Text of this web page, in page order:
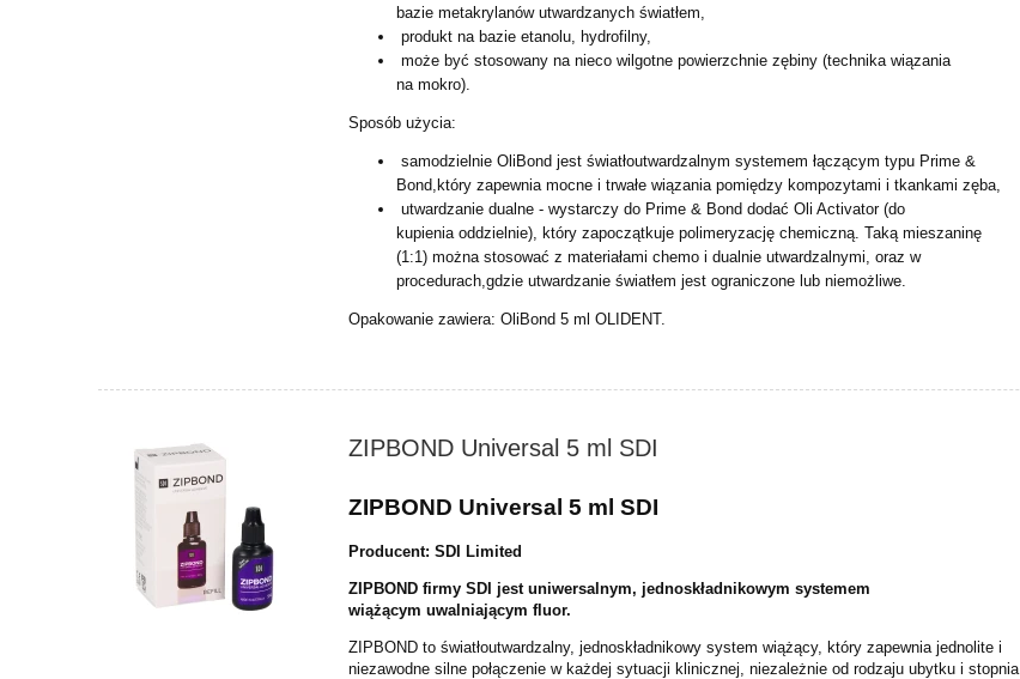
baziemetakrylanów utwardzanych światłem,
produkt na bazie etanolu, hydrofilny,
może być stosowany na nieco wilgotne powierzchnie zębiny (technika wiązania
namokro).
Sposób użycia:
samodzielnie OliBond jest światłoutwardzalnym systemem łączącym typu Prime &
Bond, który zapewnia mocne i trwałe wiązania pomiędzy kompozytami i tkankami zęba,
utwardzanie dualne - wystarczy do Prime & Bond dodać Oli Activator (do
kupieniaoddzielnie), który zapoczątkuje polimeryzację chemiczną. Taką mieszaninę
(1:1)można stosować z materiałami chemo i dualnie utwardzalnymi, oraz w
procedurach,gdzie utwardzanie światłem jest ograniczone lub niemożliwe.
Opakowanie zawiera: OliBond 5 ml OLIDENT.
ZIPBOND Universal 5 ml SDI
ZIPBOND Universal 5 ml SDI
Producent: SDI Limited
ZIPBOND firmy SDI jest uniwersalnym, jednoskładnikowym systemem
wiążącym uwalniającym fluor.
ZIPBOND to światłoutwardzalny, jednoskładnikowy system wiążący, który zapewnia jednolitei
niezawodne silne połączenie w każdej sytuacji klinicznej, niezależnie od rodzaju ubytku istopnia